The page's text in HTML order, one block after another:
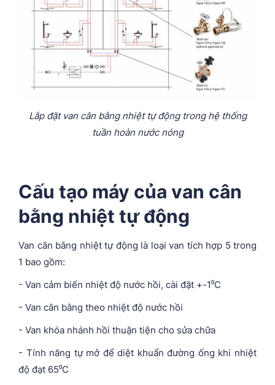
Lắp đặt van cân bằng nhiệt tự động trong hệ thống
tuần hoàn nước nóng
Cấu tạo máy của van cân
bằng nhiệt tự động
Van cân bằng nhiệt tự động là loại van tích hợp 5 trong
1 bao gồm:
- Van cảm biến nhiệt độ nước hồi, cài đặt +-1⁰C
- Van cân bằng theo nhiệt độ nước hồi
- Van khóa nhánh hồi thuận tiện cho sửa chữa
- Tính năng tự mở để diệt khuẩn đường ống khi nhiệt
độ đạt 65⁰C